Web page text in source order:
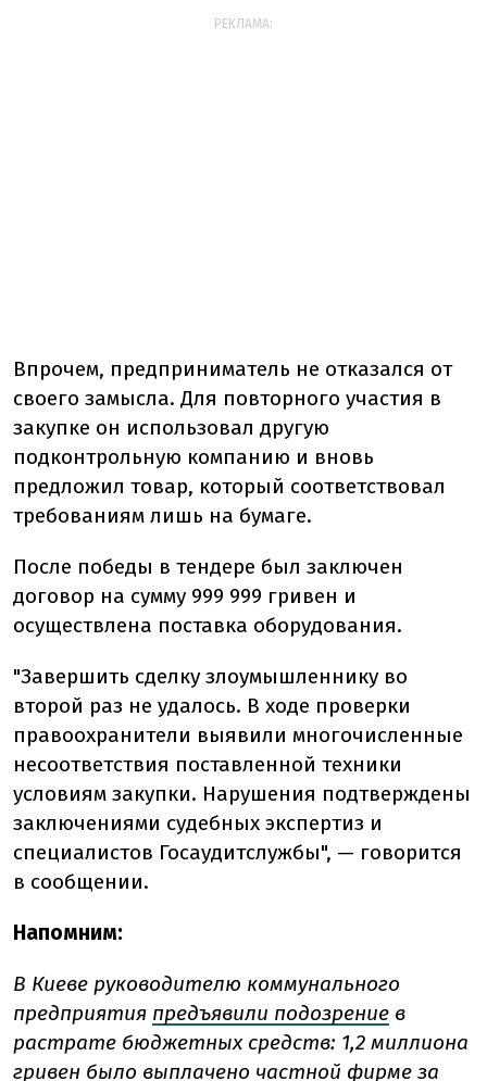
РЕКЛАМА:
Впрочем, предприниматель не отказался от
своего замысла. Для повторного участия в
закупке он использовал другую
подконтрольную компанию и вновь
предложил товар, который соответствовал
требованиям лишь на бумаге.
После победы в тендере был заключен
договор на сумму 999 999 гривен и
осуществлена поставка оборудования.
"Завершить сделку злоумышленнику во
второй раз не удалось. В ходе проверки
правоохранители выявили многочисленные
несоответствия поставленной техники
условиям закупки. Нарушения подтверждены
заключениями судебных экспертиз и
специалистов Госаудитслужбы", — говорится
в сообщении.
Напомним:
В Киеве руководителю коммунального
предприятия предъявили подозрение в
растрате бюджетных средств: 1,2 миллиона
гривен было выплачено частной фирме за